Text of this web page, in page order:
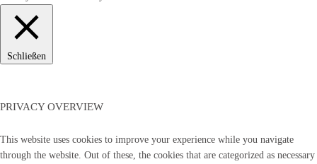
Schließen
PRIVACY OVERVIEW
This website uses cookies to improve your experience while you navigate
through the website. Out of these, the cookies that are categorized as necessary